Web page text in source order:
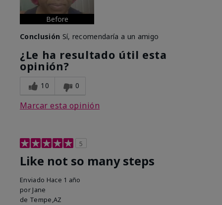
Before
Conclusión Sí, recomendaría a un amigo
¿Le ha resultado útil esta
opinión?
10 0
Marcar esta opinión
5
Like not so many steps
Enviado Hace 1 año
por Jane
de Tempe,AZ